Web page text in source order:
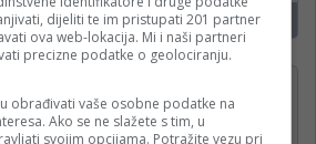
u restoranu (M/Ž)
Stara Gradina
dijeliti te im pristupati 201 partner
ova web-lokacija. Mi i naši partneri
precizne podatke o geolociranju.
obrađivati vaše osobne podatke na
Ako se ne slažete s tim, u
svojim opcijama. Potražite vezu pri